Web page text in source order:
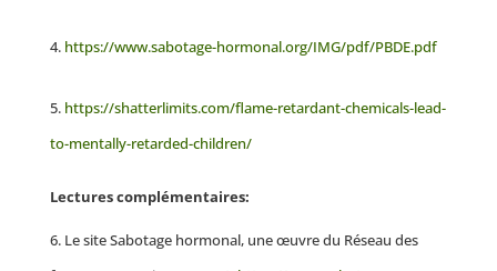
https://www.sabotage-hormonal.org/IMG/pdf/PBDE.pdf
https://shatterlimits.com/flame-retardant-chemicals-lead-
to-mentally-retarded-children/
Lectures complémentaires:
Le site Sabotage hormonal, une œuvre du Réseau des